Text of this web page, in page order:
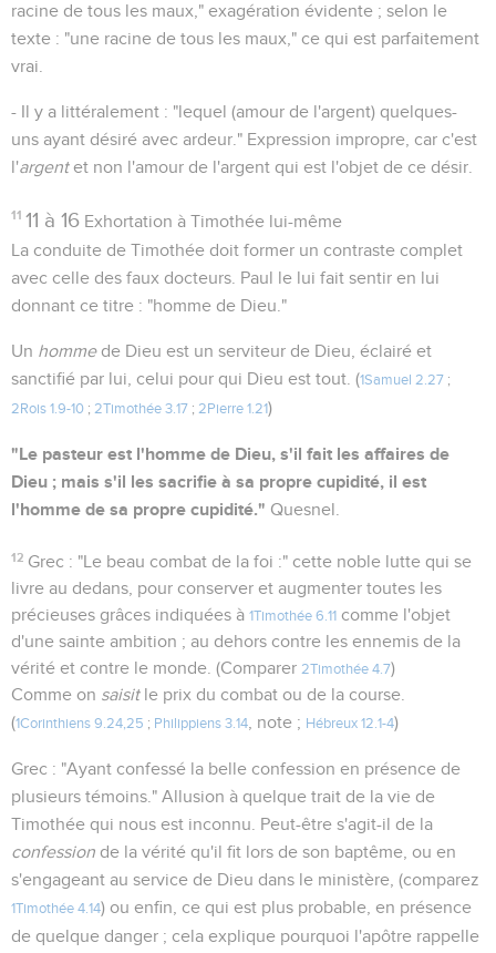
racine de tous les maux," exagération évidente ; selon le
texte : "une racine de tous les maux," ce qui est parfaitement
vrai.
- Il y a littéralement : "lequel (amour de l'argent) quelques-
uns ayant désiré avec ardeur." Expression impropre, car c'est
l'argentet non l'amour de l'argent qui est l'objet de ce désir.
11 11 à 16 Exhortation à Timothée lui-même
La conduite de Timothée doit former un contraste complet
avec celle des faux docteurs. Paul le lui fait sentir en lui
donnant ce titre : "homme de Dieu."
Un hommede Dieu est un serviteur de Dieu, éclairé et
sanctifié par lui, celui pour qui Dieu est tout. (1Samuel 2.27 ;
2Rois 1.9-10 ; 2Timothée 3.17 ; 2Pierre 1.21)
"Le pasteur est l'homme de Dieu, s'il fait les affaires de
Dieu ; mais s'il les sacrifie à sa propre cupidité, il est
l'homme de sa propre cupidité." Quesnel.
12 Grec : "Le beau combat de la foi :" cette noble lutte qui se
livre au dedans, pour conserver et augmenter toutes les
précieuses grâces indiquées à 1Timothée 6.11 comme l'objet
d'une sainte ambition ; au dehors contre les ennemis de la
vérité et contre le monde. (Comparer 2Timothée 4.7)
Comme on saisitle prix du combat ou de la course.
(1Corinthiens 9.24,25 ; Philippiens 3.14 , note ; Hébreux 12.1-4)
Grec : "Ayant confessé la belle confession en présence de
plusieurs témoins." Allusion à quelque trait de la vie de
Timothée qui nous est inconnu. Peut-être s'agit-il de la
confession de la vérité qu'il fit lors de son baptême, ou en
s'engageant au service de Dieu dans le ministère, (comparez
1Timothée 4.14) ou enfin, ce qui est plus probable, en présence
de quelque danger ; cela explique pourquoi l'apôtre rappelle